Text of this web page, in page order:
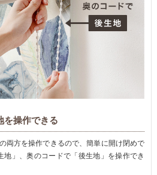
を操作できる
両方を操作できるので、簡単に開け閉めで
地」、奥のコードで「後生地」を操作でき